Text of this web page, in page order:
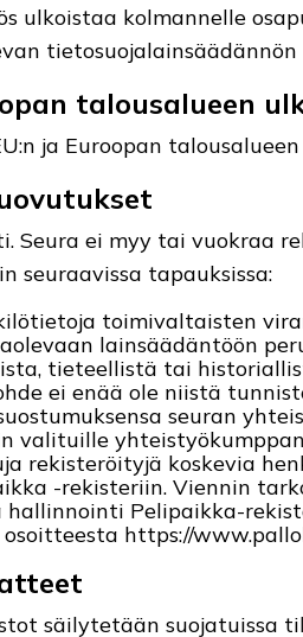
ulkoistaa kolmannelle
talousalueen
ja Euroopan
Seura ei myy tai vuokraa
seuraavissa tapauksissa:
toimivaltaisten
lainsäädäntöön
tieteellistä tai
ei enää ole niistä
seuran
valituille
rekisteröityjä koskevia
-rekisteriin. Viennin
hallinnointi Pelipaikka-
https://
säilytetään